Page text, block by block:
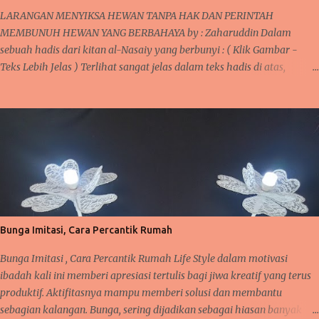
jelas maknanya, dan mendekatkan pemahaman kita sebagai al-
Muta’allimin B . Rumusan Masalah ...
LARANGAN MENYIKSA HEWAN TANPA HAK DAN PERINTAH
MEMBUNUH HEWAN YANG BERBAHAYA by : Zaharuddin Dalam
sebuah hadis dari kitan al-Nasaiy yang berbunyi : ( Klik Gambar -
Teks Lebih Jelas ) Terlihat sangat jelas dalam teks hadis di atas,
sebagaimana dalam kitan faidh al-Qadir mengenai hadis ini bahwa
kata itu dipahami sebagai sebuah hukuman, siksaan di hari
kemudian. Manusia hidup di muka bumi tidak seorang diri
melainkan bersama makhluk ciptaan Allah lainnya seperti tumbuh-
tumbuhan dan hewan. Semua mempunyai peran dalam kehidupannya
masing-masing. Olehnya itu, semua makhluk dituntut untuk hidup
damai dan saling memberi manfaat. Manusia dan hewan bisa
mempunyai hubungan erat lay...
Bunga Imitasi, Cara Percantik Rumah
Bunga Imitasi , Cara Percantik Rumah Life Style dalam motivasi
ibadah kali ini memberi apresiasi tertulis bagi jiwa kreatif yang terus
produktif. Aktifitasnya mampu memberi solusi dan membantu
sebagian kalangan. Bunga, sering dijadikan sebagai hiasan banyak